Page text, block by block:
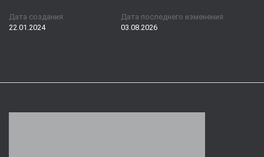
Дата создания:
22.01.2024
Дата последнего изменения:
03.08.2026